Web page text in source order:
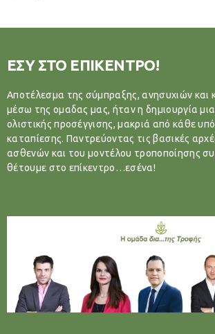
ΕΣΥ ΣΤΟ ΕΠΙΚΕΝΤΡΟ!
Αποτέλεσμα της σύμπραξης, ανησυχιών και
μέσω της ομαδας μας, ήταν η δημιουργία
ολιστικής προσέγγισης, μακριά από κάθε
καταπίεσης. Παντρεύοντας τις βασικές
ασθενών και του μοντέλου τροποποίησης
θέτουμε στο επίκεντρο…εσένα!